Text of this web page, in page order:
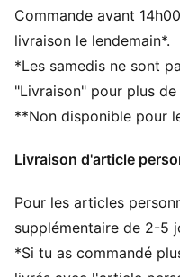
DÉTAILS
Largeur : Régulière
Fermeture : Fermeture
Talon : Talon plat
Armature PWRFRAME
Plaque Noctali avec
PUMA Enfant et
enfants âgés de 8 à 16
Commande avant
livraison le lendemain*.
*Les samedis ne sont
"Livraison" pour plus de
**Non disponible pour
Livraison d'article
Pour les articles
supplémentaire de 2-5
*Si tu as commandé